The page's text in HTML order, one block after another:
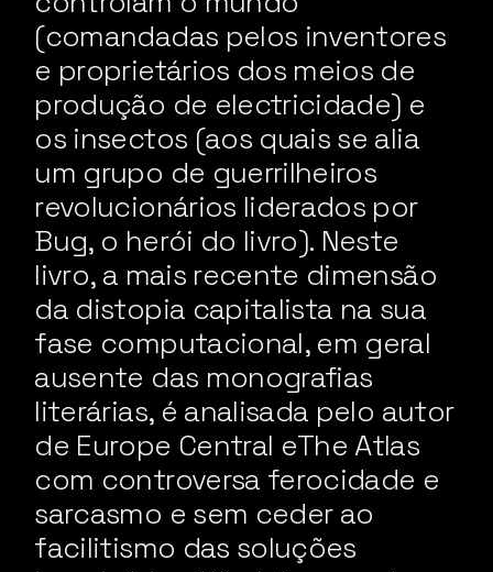
(comandadas pelos inventores
e proprietários dos meios de
produção de electricidade) e
os insectos (aos quais se alia
um grupo de guerrilheiros
revolucionários liderados por
Bug, o herói do livro). Neste
livro, a mais recente dimensão
da distopia capitalista na sua
fase computacional, em geral
ausente das monografias
literárias, é analisada pelo autor
de Europe Central eThe Atlas
com controversa ferocidade e
sarcasmo e sem ceder ao
facilitismo das soluções